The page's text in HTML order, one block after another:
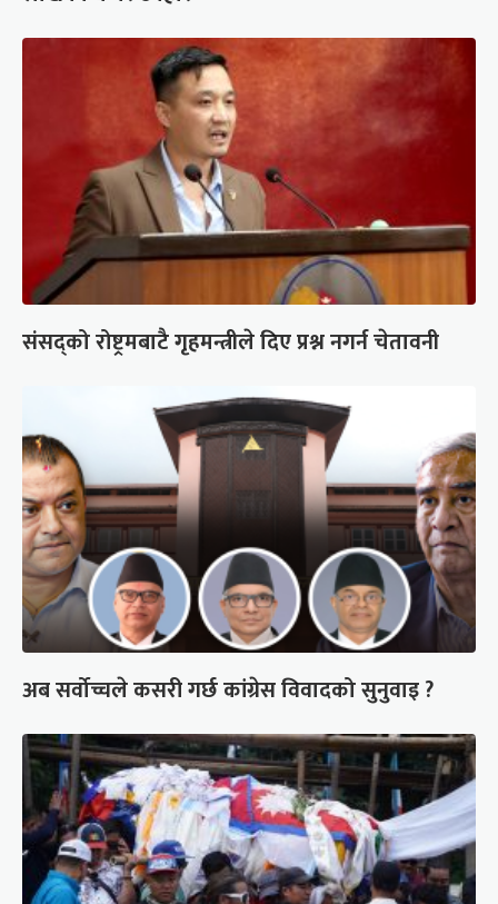
संसद्को रोष्ट्रमबाटै गृहमन्त्रीले दिए प्रश्न नगर्न चेतावनी
अब सर्वोच्चले कसरी गर्छ कांग्रेस विवादको सुनुवाइ ?